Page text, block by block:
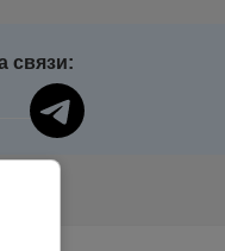
связи: